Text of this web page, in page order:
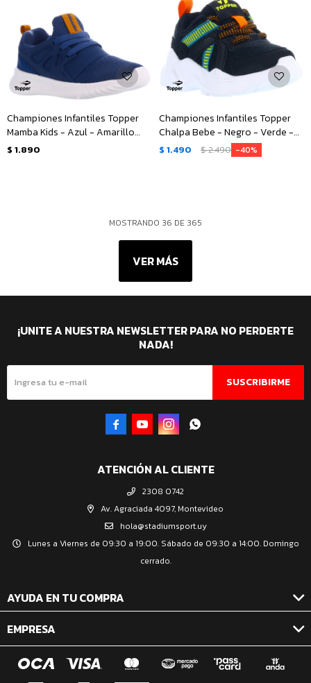
Championes Infantiles Topper
Mamba Kids - Azul - Amarillo
Ocre
$ 1.890
Championes Infantiles Topper
Chalpa Bebe - Negro - Verde -
Anaranjado
$ 1.490 $2.490 40
MOSTRANDO 36 DE 365
VER MÁS
ATENCIÓN AL CLIENTE
2308 0742
Av. Agraciada 4097, Montevideo
hola@stadiumsport.uy
Lunes a Viernes de 09:30 a 19:00. Sábado de 09:30 a 14:00. Domingo
cerrado.
AYUDA EN TU COMPRA
EMPRESA
¡UNITE A NUESTRA NEWSLETTER PARA NO PERDERTE
NADA!
SUSCRIBIRME
   